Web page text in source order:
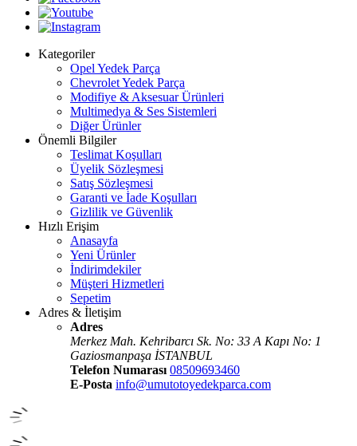
Kategoriler
Opel Yedek Parça
Chevrolet Yedek Parça
Modifiye & Aksesuar Ürünleri
Multimedya & Ses Sistemleri
Diğer Ürünler
Önemli Bilgiler
Teslimat Koşulları
Üyelik Sözleşmesi
Satış Sözleşmesi
Garanti ve İade Koşulları
Gizlilik ve Güvenlik
Hızlı Erişim
Anasayfa
Yeni Ürünler
İndirimdekiler
Müşteri Hizmetleri
Sepetim
Adres & İletişim
Adres
Merkez Mah. Kehribarcı Sk. No: 33 A Kapı No: 1
Gaziosmanpaşa İSTANBUL
Telefon Numarası 08509693460
E-Posta info@umutotoyedekparca.com